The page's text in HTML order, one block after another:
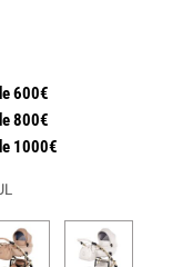
600€
800€
1000€